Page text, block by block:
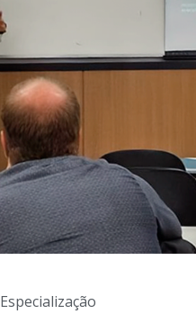
Especialização